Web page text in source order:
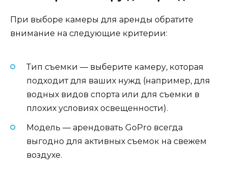
При выборе камеры для аренды обратите
внимание на следующие критерии:
Тип съемки — выберите камеру, которая
подходит для ваших нужд (например, для
водных видов спорта или для съемки в
плохих условиях освещенности).
Модель — арендовать GoPro всегда
выгодно для активных съемок на свежем
воздухе.